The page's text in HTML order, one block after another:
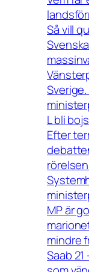
Så vill
L bli
Efter
MP är
mindre
Saab